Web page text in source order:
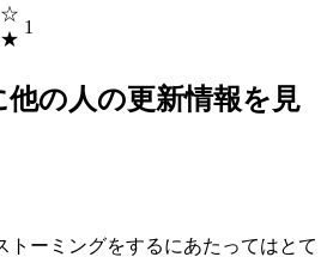
1
の人の更新情報を見
トーミングをするにあたってはとて